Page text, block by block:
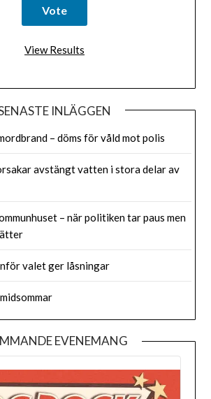
View Results
INLÄGGEN
– döms för våld mot polis
avstängt vatten i stora delar av
– när politiken tar paus men
valet ger låsningar
EVENEMANG